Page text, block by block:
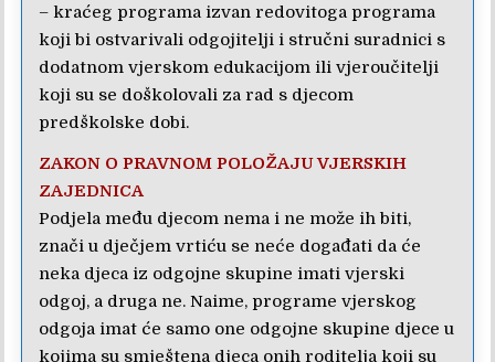
– kraćeg programa izvan redovitoga programa
koji bi ostvarivali odgojitelji i stručni suradnici s
dodatnom vjerskom edukacijom ili vjeroučitelji
koji su se doškolovali za rad s djecom
predškolske dobi.
ZAKON O PRAVNOM POLOŽAJU VJERSKIH
ZAJEDNICA
Podjela među djecom nema i ne može ih biti,
znači u dječjem vrtiću se neće događati da će
neka djeca iz odgojne skupine imati vjerski
odgoj, a druga ne. Naime, programe vjerskog
odgoja imat će samo one odgojne skupine djece u
kojima su smještena djeca onih roditelja koji su